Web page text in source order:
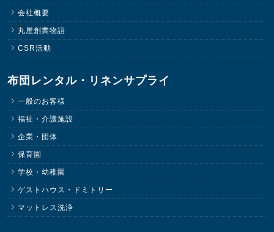
会社概要
丸屋創業物語
CSR活動
布団レンタル・リネンサプライ
一般のお客様
福祉・介護施設
企業・団体
保育園
学校・幼稚園
ゲストハウス・ドミトリー
マットレス洗浄